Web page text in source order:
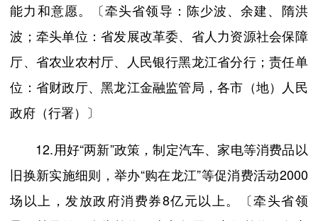
能力和意愿。〔牵头省领导：陈少波、余建、隋洪
波；牵头单位：省发展改革委、省人力资源社会保障
厅、省农业农村厅、人民银行黑龙江省分行；责任单
位：省财政厅、黑龙江金融监管局，各市（地）人民
政府（行署）〕
12.用好“两新”政策，制定汽车、家电等消费品以
旧换新实施细则，举办“购在龙江”等促消费活动2000
场以上，发放政府消费券8亿元以上。〔牵头省领